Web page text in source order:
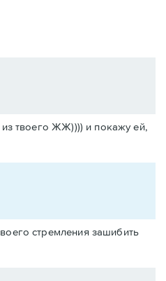
из твоего ЖЖ)))) и покажу ей,
стремления зашибить